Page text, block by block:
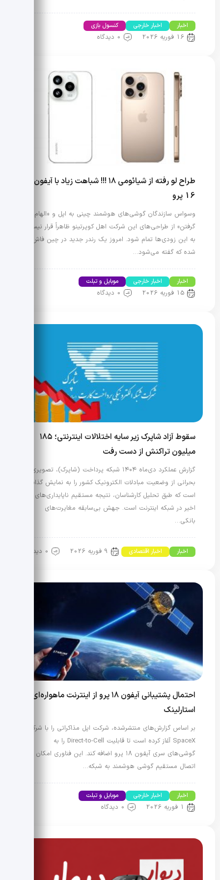
اخبار اخبار خارجی کنسول بازی
16 فوریه 2026 0 دیدگاه
طراح لو رفته از شیائومی ۱۸ !!! شباهت زیاد با آیفون
16 پرو
وسواس سازندگان گوشی‌های هوشمند چینی به اپل و «الهام
گرفتن» از طراحی‌های این شرکت اهل کوپرتینو ظاهراً قرار نیست
به این زودی‌ها تمام شود. امروز یک رندر جدید در چین فاش
شده که گفته می‌شود…
اخبار اخبار خارجی موبایل و تبلت
15 فوریه 2026 0 دیدگاه
سقوط آزاد شاپرک زیر سایه اختلالات اینترنتی؛ ۱۸۵
میلیون تراکنش از دست رفت
گزارش عملکرد دی‌ماه ۱۴۰۴ شبکه پرداخت (شاپرک)، تصویری
بحرانی از وضعیت مبادلات الکترونیک کشور را به نمایش گذاشته
است که طبق تحلیل کارشناسان، نتیجه مستقیم ناپایداری‌های
اخیر در شبکه اینترنت است. جهش بی‌سابقه مغایرت‌های
بانکی…
اخبار اخبار اقتصادی 9 فوریه 2026 0 دیدگاه
احتمال پشتیبانی آیفون ۱۸ پرو از اینترنت ماهواره‌ای
استارلینک
بر اساس گزارش‌های منتشرشده، شرکت اپل مذاکراتی را با شرکت
SpaceX آغاز کرده است تا قابلیت Direct-to-Cell را به
گوشی‌های سری آیفون ۱۸ پرو اضافه کند. این فناوری امکان
اتصال مستقیم گوشی هوشمند به شبکه…
اخبار اخبار خارجی موبایل و تبلت
1 فوریه 2026 0 دیدگاه